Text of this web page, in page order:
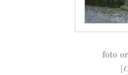
foto
[